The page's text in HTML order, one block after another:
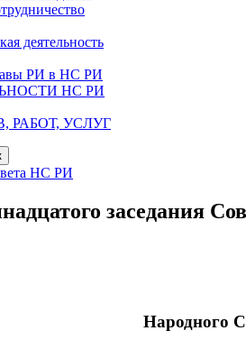
деятельность
РИ в НС РИ
НС РИ
РАБОТ, УСЛУГ
НС РИ
заседания
Народного